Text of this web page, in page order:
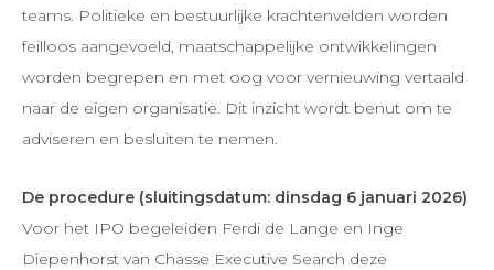
teams. Politieke en bestuurlijke krachtenvelden worden
feilloos aangevoeld, maatschappelijke ontwikkelingen
worden begrepen en met oog voor vernieuwing vertaald
naar de eigen organisatie. Dit inzicht wordt benut om te
adviseren en besluiten te nemen.
De procedure (sluitingsdatum: dinsdag 6 januari 2026)
Voor het IPO begeleiden Ferdi de Lange en Inge
Diepenhorst van Chasse Executive Search deze